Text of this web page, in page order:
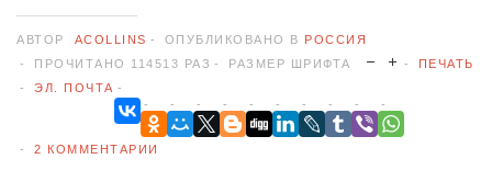
АВТОР ACOLLINS ОПУБЛИКОВАНО В
РОССИЯ
ПРОЧИТАНО 114513 РАЗ
РАЗМЕР ШРИФТА
ПЕЧАТЬ
ЭЛ. ПОЧТА
2 КОММЕНТАРИИ